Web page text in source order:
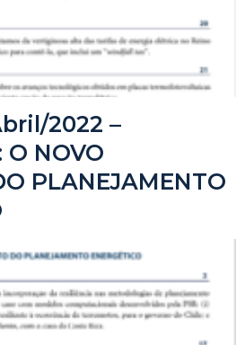
2022 –
O NOVO
PLANEJAMENTO